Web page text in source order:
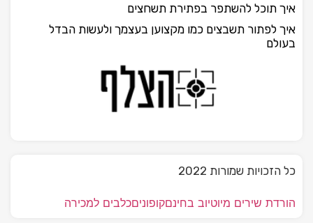
איך תוכל להשתפר בפתירת תשחצים
איך לפתור תשבצים כמו מקצוען בעצמך ולעשות הבדל
בעולם
כל הזכויות שמורות 2022
הורדת שירים מיוטיוב בחינםקופוניםכלבים למכירה